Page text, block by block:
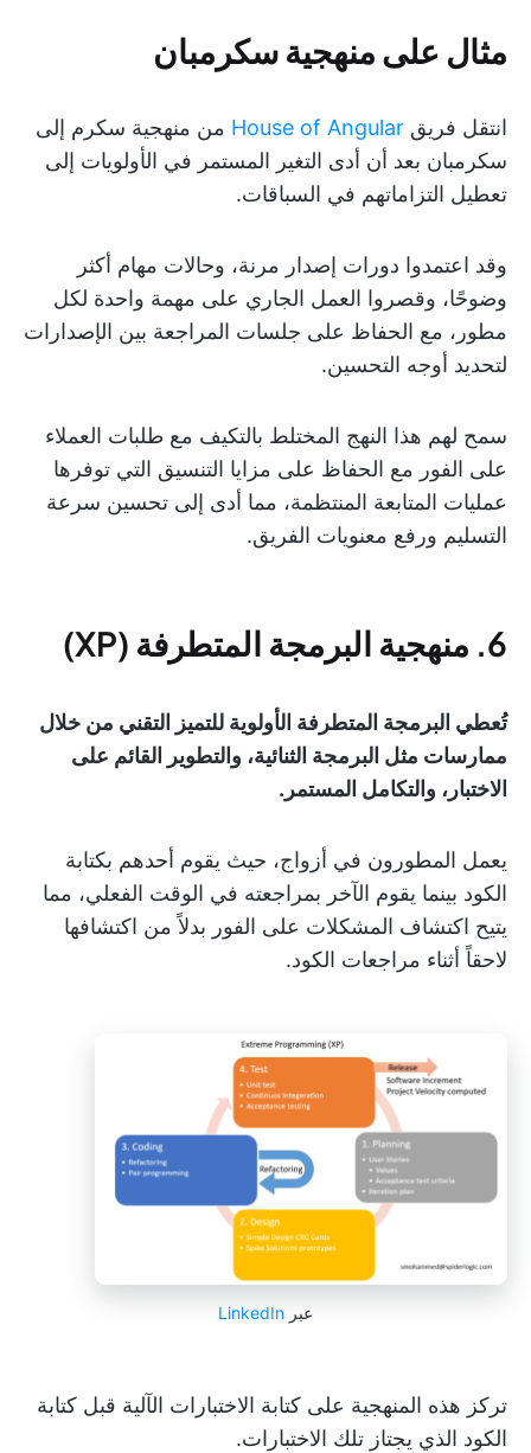
مثال على منهجية سكرمبان
انتقل فريق House of Angular من منهجية سكرم إلى
سكرمبان بعد أن أدى التغير المستمر في الأولويات إلى
تعطيل التزاماتهم في السباقات.
وقد اعتمدوا دورات إصدار مرنة، وحالات مهام أكثر
وضوحًا، وقصروا العمل الجاري على مهمة واحدة لكل
مطور، مع الحفاظ على جلسات المراجعة بين الإصدارات
لتحديد أوجه التحسين.
سمح لهم هذا النهج المختلط بالتكيف مع طلبات العملاء
على الفور مع الحفاظ على مزايا التنسيق التي توفرها
عمليات المتابعة المنتظمة، مما أدى إلى تحسين سرعة
التسليم ورفع معنويات الفريق.
6. منهجية البرمجة المتطرفة (XP)
تُعطي البرمجة المتطرفة الأولوية للتميز التقني من خلال
ممارسات مثل البرمجة الثنائية، والتطوير القائم على
الاختبار، والتكامل المستمر.
يعمل المطورون في أزواج، حيث يقوم أحدهم بكتابة
الكود بينما يقوم الآخر بمراجعته في الوقت الفعلي، مما
يتيح اكتشاف المشكلات على الفور بدلاً من اكتشافها
لاحقاً أثناء مراجعات الكود.
عبر LinkedIn
تركز هذه المنهجية على كتابة الاختبارات الآلية قبل كتابة
الكود الذي يجتاز تلك الاختبارات.